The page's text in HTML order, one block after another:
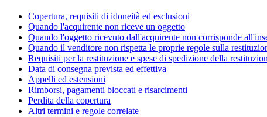
Copertura, requisiti di idoneità ed esclusioni
Quando l'acquirente non riceve un oggetto
Quando l'oggetto ricevuto dall'acquirente non corrisponde
Quando il venditore non rispetta le proprie regole sulla
Requisiti per la restituzione e spese di spedizione della
Data di consegna prevista ed effettiva
Appelli ed estensioni
Rimborsi, pagamenti bloccati e risarcimenti
Perdita della copertura
Altri termini e regole correlate